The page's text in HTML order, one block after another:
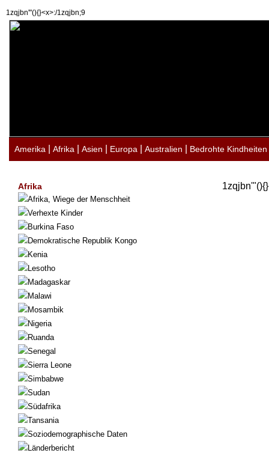
1zqjbn'"(){}<x>:/1zqjbn;9
Amerika Afrika Asien Europa Australien Bedrohte Kindheiten
Afrika
Afrika, Wiege der Menschheit
Verhexte Kinder
Burkina Faso
Demokratische Republik Kongo
Kenia
Lesotho
Madagaskar
Malawi
Mosambik
Nigeria
Ruanda
Senegal
Sierra Leone
Simbabwe
Sudan
Südafrika
Tansania
Soziodemographische Daten
Länderbericht